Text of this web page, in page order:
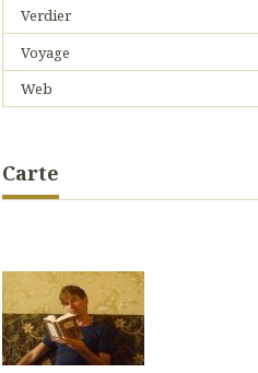
Verdier
Voyage
Web
Carte